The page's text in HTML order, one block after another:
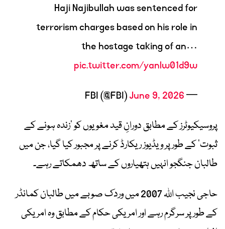
Haji Najibullah was sentenced for
terrorism charges based on his role in
the hostage taking of an…
pic.twitter.com/yanlw01d9w
— FBI (@FBI)
June 9, 2026
پروسیکیوٹرز کے مطابق دورانِ قید مغویوں کو ’زندہ ہونے کے
ثبوت‘ کے طور پر ویڈیوز ریکارڈ کرنے پر مجبور کیا گیا، جن میں
طالبان جنگجو انہیں ہتھیاروں کے ساتھ دھمکاتے رہے۔
حاجی نجیب اللہ 2007 میں وردک صوبے میں طالبان کمانڈر
کے طور پر سرگرم رہے اور امریکی حکام کے مطابق وہ امریکی